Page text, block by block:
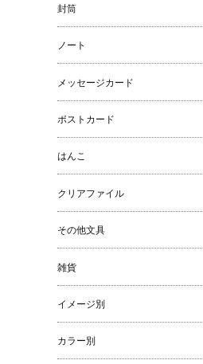
封筒
ノート
メッセージカード
ポストカード
はんこ
クリアファイル
その他文具
雑貨
イメージ別
カラー別